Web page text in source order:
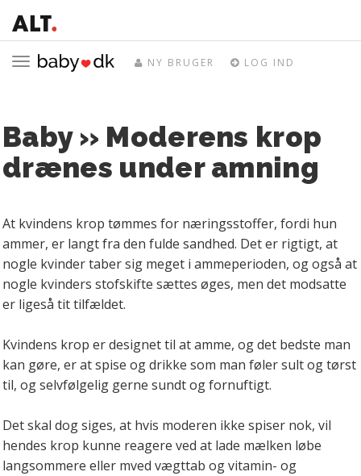
Toggle
NY BRUGER LOG IND
Baby » Moderens krop
drænes under amning
At kvindens krop tømmes for næringsstoffer, fordi hun
ammer, er langt fra den fulde sandhed. Det er rigtigt, at
nogle kvinder taber sig meget i ammeperioden, og også at
nogle kvinders stofskifte sættes øges, men det modsatte
er ligeså tit tilfældet.
Kvindens krop er designet til at amme, og det bedste man
kan gøre, er at spise og drikke som man føler sult og tørst
til, og selvfølgelig gerne sundt og fornuftigt.
Det skal dog siges, at hvis moderen ikke spiser nok, vil
hendes krop kunne reagere ved at lade mælken løbe
langsommere eller mved vægttab og vitamin- og